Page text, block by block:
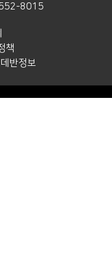
8015
책
반정보